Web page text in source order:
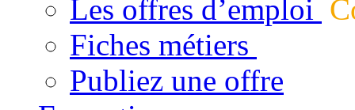
Les offres d’emploi
Fiches métiers
Publiez une offre